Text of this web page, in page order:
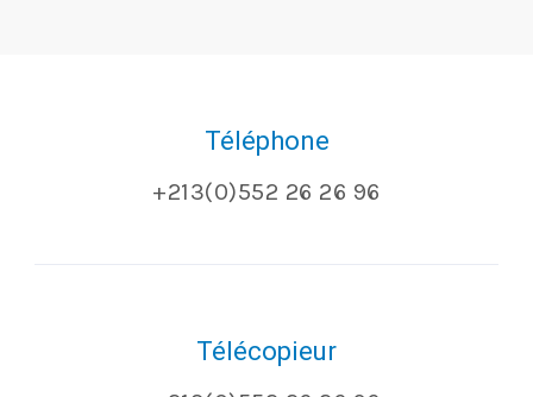
Téléphone
+213(0)552 26 26 96
Télécopieur